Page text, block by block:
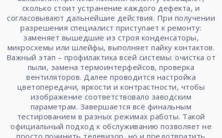
сколько стоит устранение каждого дефекта, и
согласовывают дальнейшие действия. При получении
разрешения специалист приступает к ремонту:
заменяет вышедшие из строя конденсаторы,
микросхемы или шлейфы, выполняет пайку контактов.
Важный этап – профилактика всей системы: очистка от
пыли, замена термоинтерфейсов, проверка
вентиляторов. Далее проводится настройка
цветопередачи, яркости и контрастности, чтобы
изображение соответствовало заводским
параметрам. Завершается всё финальным
тестированием в разных режимах работы. Такой
официальный подход к обслуживанию позволяет не